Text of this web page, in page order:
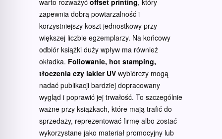
warto rozważyć offset printing, który
zapewnia dobrą powtarzalność i
korzystniejszy koszt jednostkowy przy
większej liczbie egzemplarzy. Na końcowy
odbiór książki duży wpływ ma również
okładka. Foliowanie, hot stamping,
tłoczenia czy lakier UV wybiórczy mogą
nadać publikacji bardziej dopracowany
wygląd i poprawić jej trwałość. To szczególnie
ważne przy książkach, które mają trafić do
sprzedaży, reprezentować firmę albo zostać
wykorzystane jako materiał promocyjny lub